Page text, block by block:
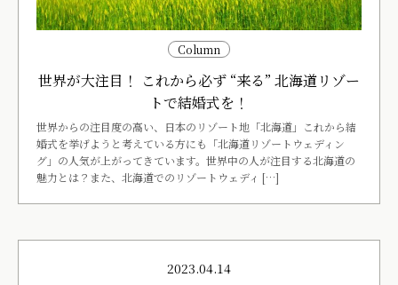
Column
世界が大注目！ これから必ず “来る” 北海道リゾー
トで結婚式を！
世界からの注目度の高い、日本のリゾート地「北海道」これから結
婚式を挙げようと考えている方にも「北海道リゾートウェディン
グ」の人気が上がってきています。世界中の人が注目する北海道の
魅力とは？また、北海道でのリゾートウェディ […]
2023.04.14